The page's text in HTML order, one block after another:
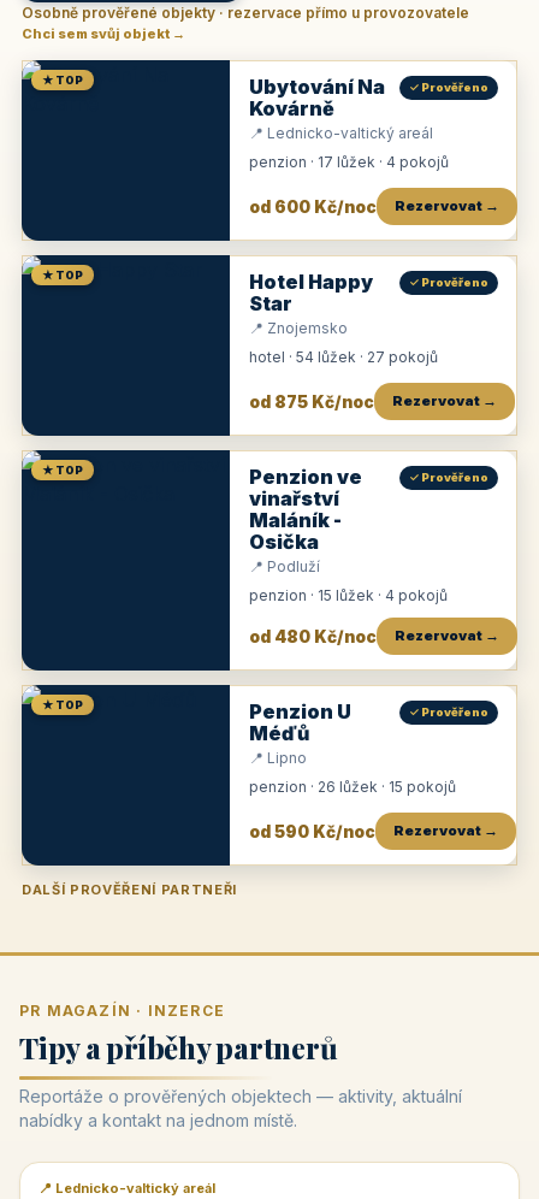
Osobně prověřené objekty · rezervace přímo u provozovatele
Chci sem svůj objekt →
★ TOP
Ubytování Na
Kovárně
✓ Prověřeno
📍 Lednicko-valtický areál
penzion · 17 lůžek · 4 pokojů
od 600 Kč/noc Rezervovat →
★ TOP
Hotel Happy
Star
✓ Prověřeno
📍 Znojemsko
hotel · 54 lůžek · 27 pokojů
od 875 Kč/noc Rezervovat →
★ TOP
Penzion ve
vinařství
Maláník -
Osička
✓ Prověřeno
📍 Podluží
penzion · 15 lůžek · 4 pokojů
od 480 Kč/noc Rezervovat →
★ TOP
Penzion U
Méďů
✓ Prověřeno
📍 Lipno
penzion · 26 lůžek · 15 pokojů
od 590 Kč/noc Rezervovat →
DALŠÍ PROVĚŘENÍ PARTNEŘI
Penzion U Zámku Pension Faber
PR MAGAZÍN · INZERCE
Tipy a příběhy partnerů
Reportáže o prověřených objektech — aktivity, aktuální
nabídky a kontakt na jednom místě.
📰 PR článek
📍 Lednicko-valtický areál